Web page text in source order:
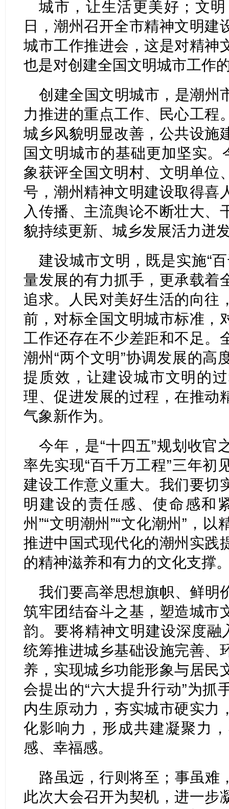
城市，让生活更美好；文
日，潮州召开全市精神文明建
城市工作推进会，这是对精神
也是对创建全国文明城市工作
创建全国文明城市，是潮州
力推进的重点工作、民心工程
城乡风貌明显改善，公共设施
国文明城市的基础更加坚实
象获评全国文明村、文明单位
号，潮州精神文明建设取得喜
入传播、主流舆论不断壮大、
貌持续更新、城乡发展活力迸
建设城市文明，既是实施“
量发展的有力抓手，更承载着
追求。人民对美好生活的向往
前，对标全国文明城市标准，
工作还存在不少差距和不足。
潮州“两个文明”协调发展的高
提质效，让建设城市文明的
理、促进发展的过程，在推动
气象新作为。
今年，是“十四五”规划收官
率先实现“百千万工程”三年初
建设工作意义重大。我们要切
明建设的责任感、使命感和
州”“文明潮州”“文化潮州”，
推进中国式现代化的潮州实践
的精神滋养和有力的文化支撑
我们要高举思想旗帜、鲜明
筑牢团结奋斗之基，塑造城市
韵。要将精神文明建设深度融
统筹推进城乡基础设施完善、
养，实现城乡功能形象与居民
会提出的“六大提升行动”为抓
内生原动力，夯实城市硬实力
化影响力，形成共建凝聚力
感、幸福感。
路虽远，行则将至；事虽难
此次大会召开为契机，进一步